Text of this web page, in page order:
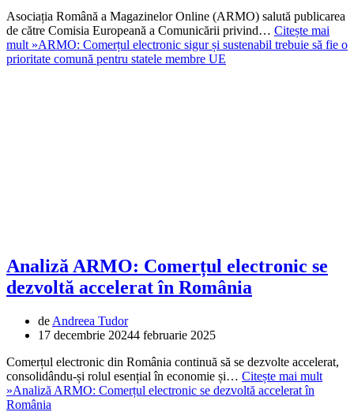
Asociația Română a Magazinelor Online (ARMO) salută publicarea
de către Comisia Europeană a Comunicării privind… Citește mai
mult »ARMO: Comerțul electronic sigur și sustenabil trebuie să fie o
prioritate comună pentru statele membre UE
Analiză ARMO: Comerțul electronic se
dezvoltă accelerat în România
de Andreea Tudor
17 decembrie 20244 februarie 2025
Comerțul electronic din România continuă să se dezvolte accelerat,
consolidându-și rolul esențial în economie și… Citește mai mult
»Analiză ARMO: Comerțul electronic se dezvoltă accelerat în
România